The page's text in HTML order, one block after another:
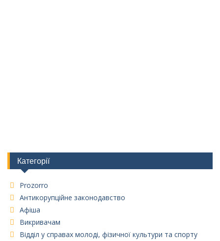
Категорії
Prozorro
Антикорупційне законодавство
Афіша
Викривачам
Відділ у справах молоді, фізичної культури та спорту